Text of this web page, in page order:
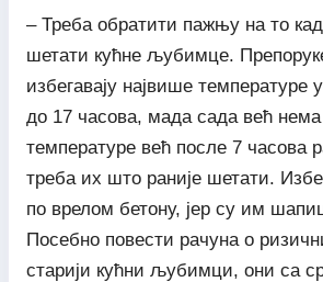
– Треба обратити пажњу на то
шетати кућне љубимце.
избегавају највише температуре
до 17 часова, мада сада већ нема
температуре већ после 7 часова
треба их што раније шетати.
по врелом бетону, јер су им
Посебно повести рачуна о
старији кућни љубимци, они са